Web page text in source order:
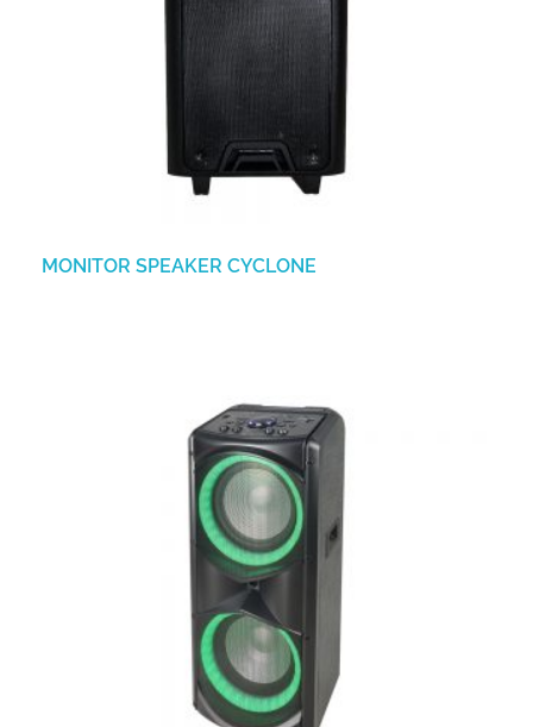
MONITOR SPEAKER CYCLONE